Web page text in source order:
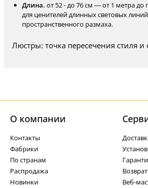
Длина. от 52 - до 76 см — от 1 метра
для ценителей длинных световых
пространственного размаха.
Люстры: точка пересечения стиля
О компании
Контакты
Фабрики
По странам
Распродажа
Новинки
Веб-